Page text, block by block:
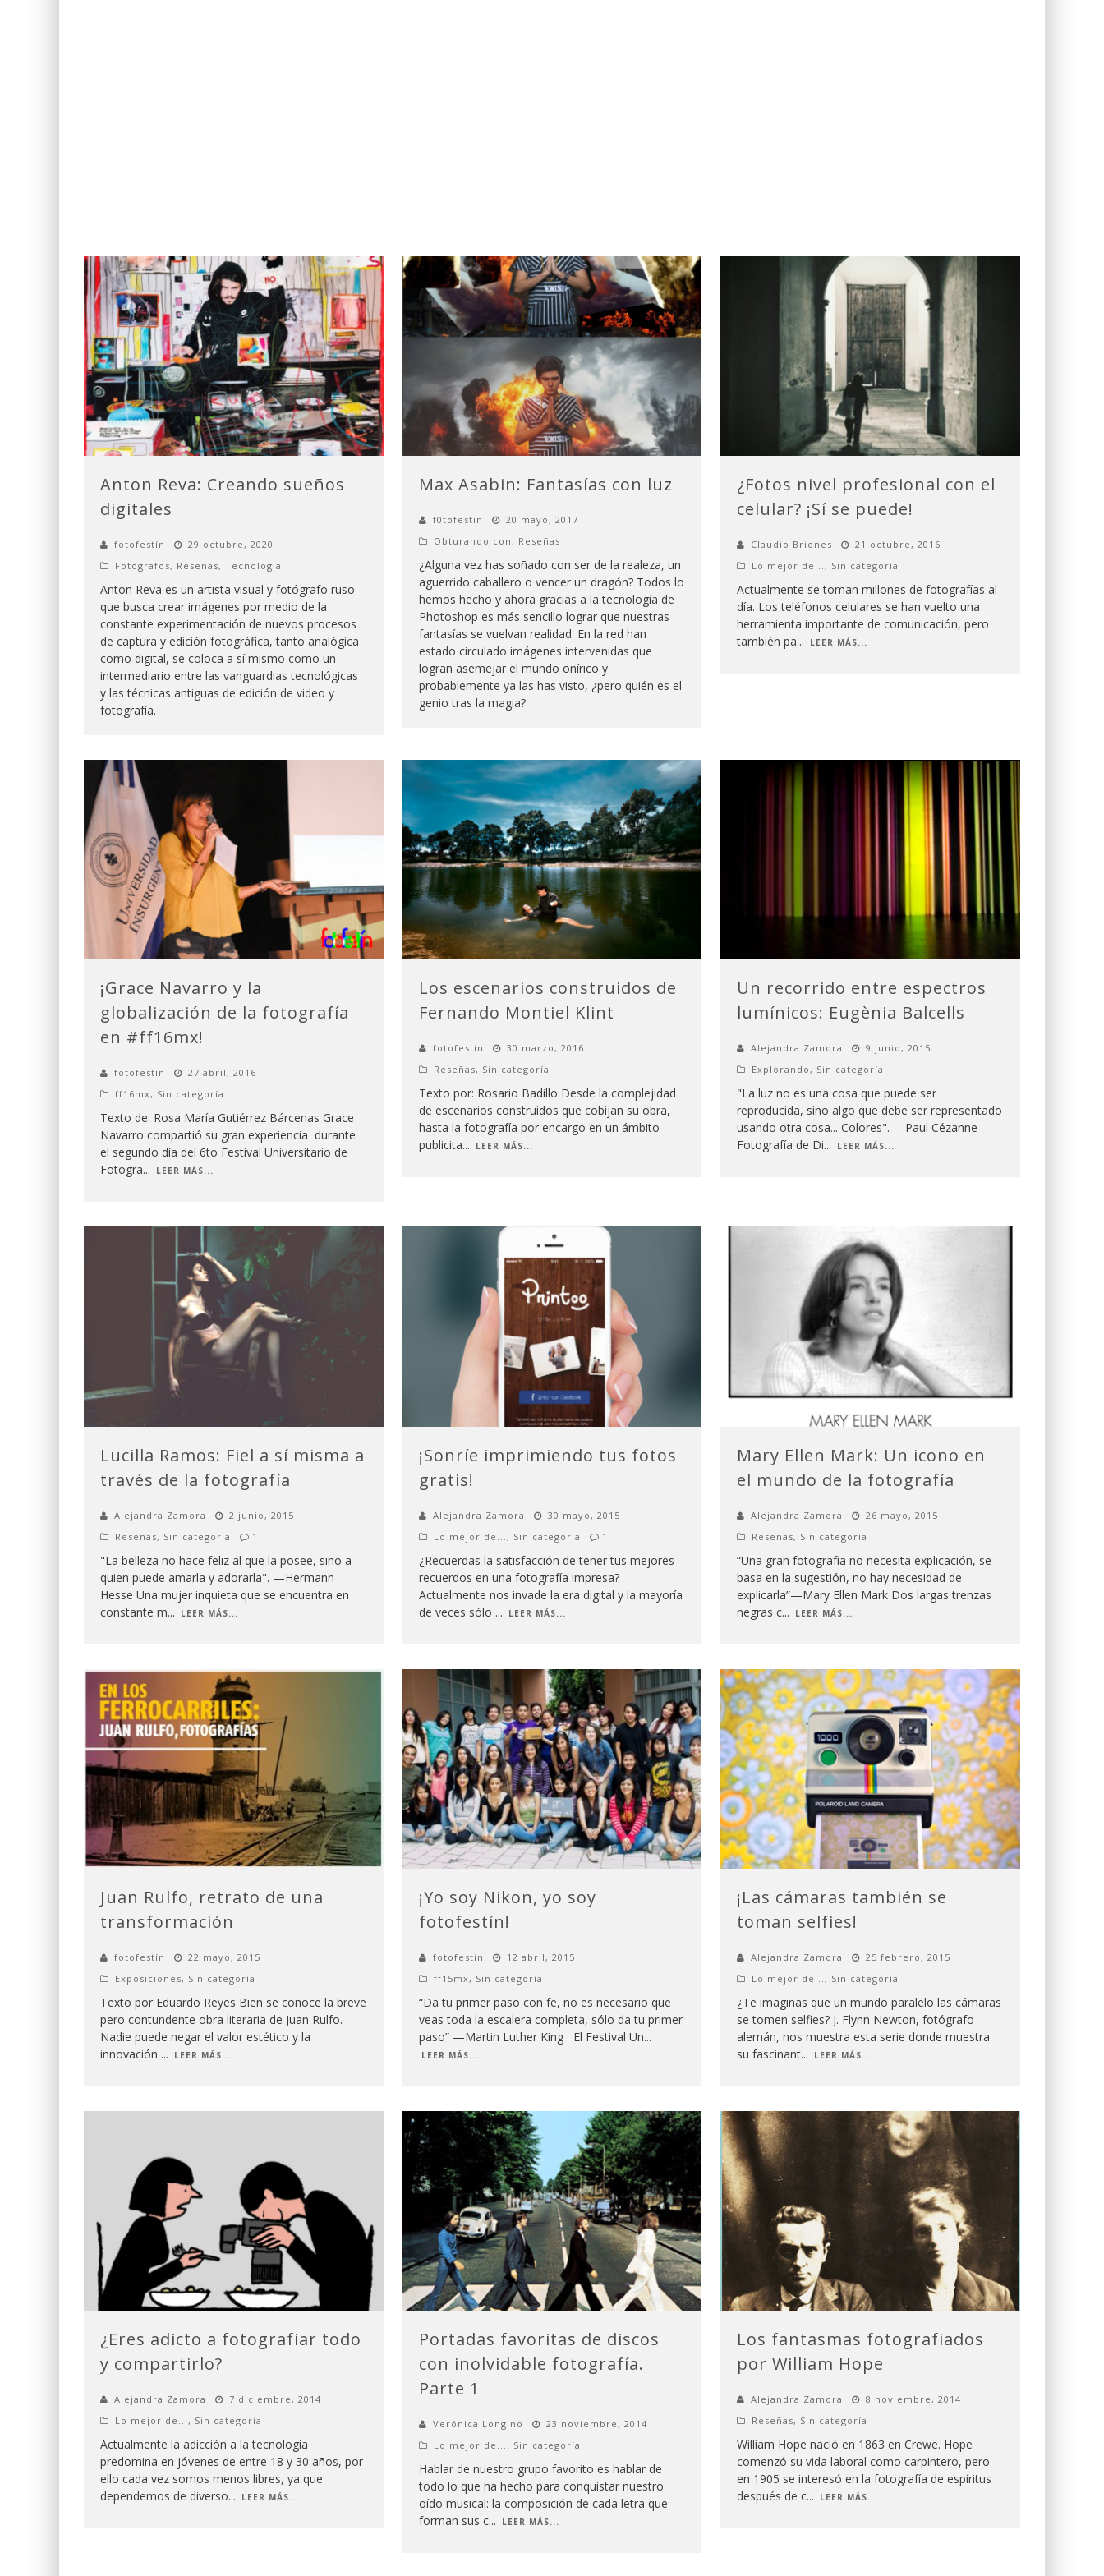
Anton Reva: Creando sueños
digitales
fotofestín
29 octubre, 2020
Fotógrafos, Reseñas, Tecnología
Anton Reva es un artista visual y fotógrafo ruso
que busca crear imágenes por medio de la
constante experimentación de nuevos procesos
de captura y edición fotográfica, tanto analógica
como digital, se coloca a sí mismo como un
intermediario entre las vanguardias tecnológicas
y las técnicas antiguas de edición de video y
fotografía.
Max Asabin: Fantasías con luz
f0tofestin
20 mayo, 2017
Obturando con, Reseñas
¿Alguna vez has soñado con ser de la realeza, un
aguerrido caballero o vencer un dragón? Todos lo
hemos hecho y ahora gracias a la tecnología de
Photoshop es más sencillo lograr que nuestras
fantasías se vuelvan realidad. En la red han
estado circulado imágenes intervenidas que
logran asemejar el mundo onírico y
probablemente ya las has visto, ¿pero quién es el
genio tras la magia?
¿Fotos nivel profesional con el
celular? ¡Sí se puede!
Claudio Briones
21 octubre, 2016
Lo mejor de..., Sin categoría
Actualmente se toman millones de fotografías al
día. Los teléfonos celulares se han vuelto una
herramienta importante de comunicación, pero
también pa... LEER MÁS...
¡Grace Navarro y la
globalización de la fotografía
en #ff16mx!
fotofestín
27 abril, 2016
ff16mx, Sin categoría
Texto de: Rosa María Gutiérrez Bárcenas Grace
Navarro compartió su gran experiencia durante
el segundo día del 6to Festival Universitario de
Fotogra... LEER MÁS...
Los escenarios construidos de
Fernando Montiel Klint
fotofestín
30 marzo, 2016
Reseñas, Sin categoría
Texto por: Rosario Badillo Desde la complejidad
de escenarios construidos que cobijan su obra,
hasta la fotografía por encargo en un ámbito
publicita... LEER MÁS...
Un recorrido entre espectros
lumínicos: Eugènia Balcells
Alejandra Zamora
9 junio, 2015
Explorando, Sin categoría
"La luz no es una cosa que puede ser
reproducida, sino algo que debe ser representado
usando otra cosa... Colores". —Paul Cézanne
Fotografía de Di... LEER MÁS...
Lucilla Ramos: Fiel a sí misma a
través de la fotografía
Alejandra Zamora
2 junio, 2015
Reseñas, Sin categoría 1
"La belleza no hace feliz al que la posee, sino a
quien puede amarla y adorarla". —Hermann
Hesse Una mujer inquieta que se encuentra en
constante m... LEER MÁS...
¡Sonríe imprimiendo tus fotos
gratis!
Alejandra Zamora
30 mayo, 2015
Lo mejor de... , Sin categoría 1
¿Recuerdas la satisfacción de tener tus mejores
recuerdos en una fotografía impresa?
Actualmente nos invade la era digital y la mayoría
de veces sólo ... LEER MÁS...
Mary Ellen Mark: Un icono en
el mundo de la fotografía
Alejandra Zamora
26 mayo, 2015
Reseñas, Sin categoría
“Una gran fotografía no necesita explicación, se
basa en la sugestión, no hay necesidad de
explicarla”—Mary Ellen Mark Dos largas trenzas
negras c... LEER MÁS...
Juan Rulfo, retrato de una
transformación
fotofestín
22 mayo, 2015
Exposiciones, Sin categoría
Texto por Eduardo Reyes Bien se conoce la breve
pero contundente obra literaria de Juan Rulfo.
Nadie puede negar el valor estético y la
innovación ... LEER MÁS...
¡Yo soy Nikon, yo soy
fotofestín!
fotofestín
12 abril, 2015
ff15mx , Sin categoría
“Da tu primer paso con fe, no es necesario que
veas toda la escalera completa, sólo da tu primer
paso” —Martin Luther King El Festival Un...
LEER MÁS...
¡Las cámaras también se
toman selfies!
Alejandra Zamora
25 febrero, 2015
Lo mejor de... , Sin categoría
¿Te imaginas que un mundo paralelo las cámaras
se tomen selfies? J. Flynn Newton, fotógrafo
alemán, nos muestra esta serie donde muestra
su fascinant... LEER MÁS...
¿Eres adicto a fotografiar todo
y compartirlo?
Alejandra Zamora
7 diciembre, 2014
Lo mejor de... , Sin categoría
Actualmente la adicción a la tecnología
predomina en jóvenes de entre 18 y 30 años, por
ello cada vez somos menos libres, ya que
dependemos de diverso... LEER MÁS...
Portadas favoritas de discos
con inolvidable fotografía.
Parte 1
Verónica Longino
23 noviembre, 2014
Lo mejor de... , Sin categoría
Hablar de nuestro grupo favorito es hablar de
todo lo que ha hecho para conquistar nuestro
oído musical: la composición de cada letra que
forman sus c... LEER MÁS...
Los fantasmas fotografiados
por William Hope
Alejandra Zamora
8 noviembre, 2014
Reseñas, Sin categoría
William Hope nació en 1863 en Crewe. Hope
comenzó su vida laboral como carpintero, pero
en 1905 se interesó en la fotografía de espíritus
después de c... LEER MÁS...